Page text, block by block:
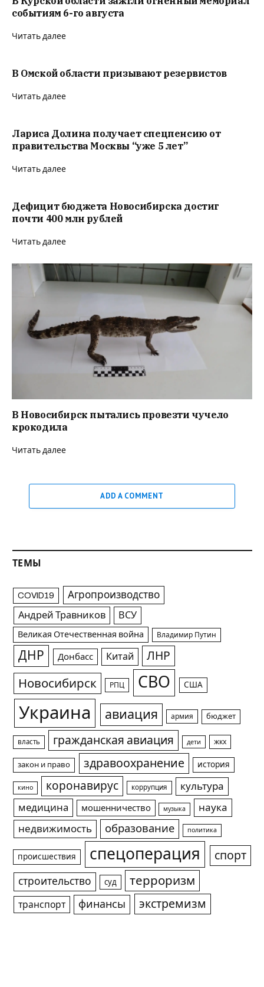
событиям 6-го августа
Читать далее
В Омской области призывают резервистов
Читать далее
Лариса Долина получает спецпенсию от
правительства Москвы “уже 5 лет”
Читать далее
Дефицит бюджета Новосибирска достиг
почти 400 млн рублей
Читать далее
В Новосибирск пытались провезти чучело
крокодила
Читать далее
ADD A COMMENT
ТЕМЫ
COVID19 Агропроизводство
Андрей Травников ВСУ
Великая Отечественная война Владимир Путин
ДНР Донбасс Китай ЛНР
Новосибирск РПЦ СВО США
Украина авиация армия бюджет
власть гражданская авиация дети жкх
закон и право здравоохранение история
кино коронавирус коррупция
культура
медицина
мошенничество музыка
наука
недвижимость
образование политика
происшествия спецоперация спорт
строительство суд терроризм
транспорт финансы экстремизм